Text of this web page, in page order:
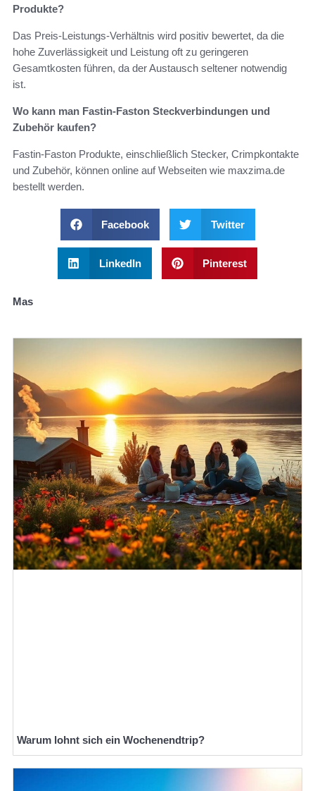
Produkte?
Das Preis-Leistungs-Verhältnis wird positiv bewertet, da die
hohe Zuverlässigkeit und Leistung oft zu geringeren
Gesamtkosten führen, da der Austausch seltener notwendig
ist.
Wo kann man Fastin-Faston Steckverbindungen und
Zubehör kaufen?
Fastin-Faston Produkte, einschließlich Stecker, Crimpkontakte
und Zubehör, können online auf Webseiten wie maxzima.de
bestellt werden.
Facebook Twitter
LinkedIn Pinterest
Mas
Warum lohnt sich ein Wochenendtrip?